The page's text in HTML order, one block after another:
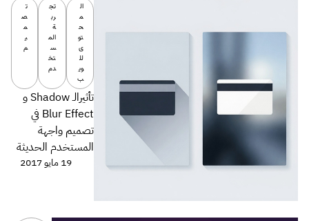
ال
م
ح
تو
ى
لل
وي
ب
تج
رب
ة
الم
س
تخ
دم
ت
ص
م
ي
م
تأثيرالـ Shadow و
Blur Effect في
تصميم واجهة
المستخدم الحديثة
19 مايو 2017